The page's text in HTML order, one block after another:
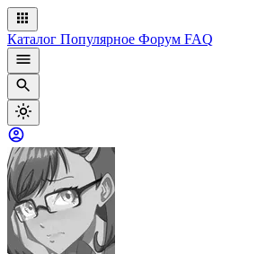
Каталог Популярное Форум FAQ